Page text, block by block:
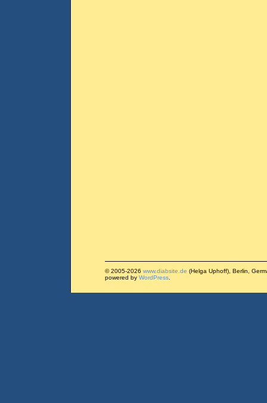
© 2005-2026 www.diabsite.de (Helga Uphoff), Berlin,
powered by WordPress.